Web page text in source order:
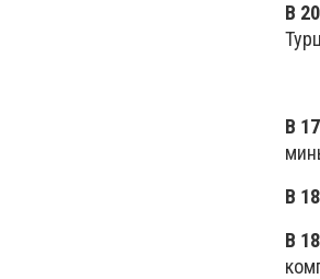
В
В
В
В